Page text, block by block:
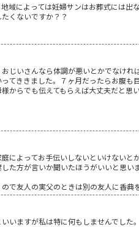
域によっては妊婦サンはお葬式には
くないですか？？
じいさんなら体調が悪いとかでなけれ
てききました。７ヶ月だったらお腹
からでも伝えてもらえば大丈夫だと思い
によってお手伝いしないといけない
た方が言いか聞いたほうがいいと思いま
で友人の実父のときは別の友人に香典
いますが私は特に何もしませんでした